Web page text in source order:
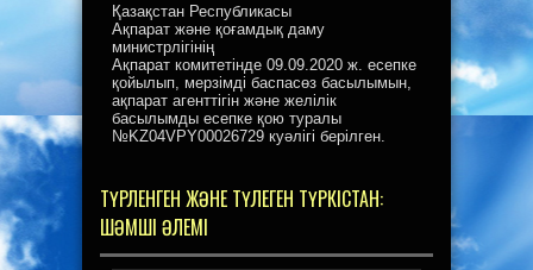
Қазақстан Республикасы
Ақпарат және қоғамдық даму
министрлігінің
Ақпарат комитетінде 09.09.2020 ж. есепке
қойылып, мерзімді баспасөз басылымын,
ақпарат агенттігін және желілік
басылымды есепке қою туралы
№KZ04VPY00026729 куәлігі берілген.
ТҮРЛЕНГЕН ЖӘНЕ ТҮЛЕГЕН ТҮРКІСТАН:
ШӘМШІ ӘЛЕМІ